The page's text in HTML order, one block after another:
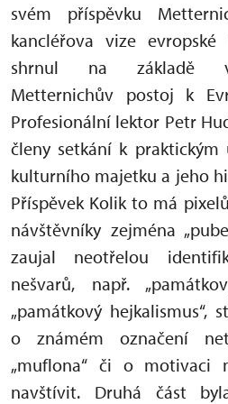
svém příspěvku
kancléřova vize
shrnul na základě
Metternichův postoj k
Profesionální lektor Petr
členy setkání k praktickým
kulturního majetku a jeho
Příspěvek Kolik to má
návštěvníky zejména
zaujal neotřelou
nešvarů, např.
„památkový hejkalismus“,
o známém označení
„muflona“ či o motivaci
navštívit. Druhá část